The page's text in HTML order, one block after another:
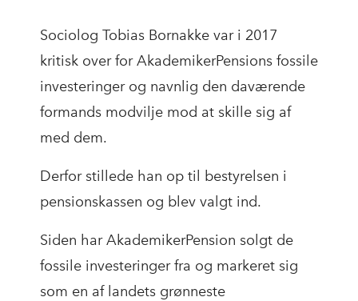
Sociolog Tobias Bornakke var i 2017
kritisk over for AkademikerPensions fossile
investeringer og navnlig den daværende
formands modvilje mod at skille sig af
med dem.
Derfor stillede han op til bestyrelsen i
pensionskassen og blev valgt ind.
Siden har AkademikerPension solgt de
fossile investeringer fra og markeret sig
som en af landets grønneste